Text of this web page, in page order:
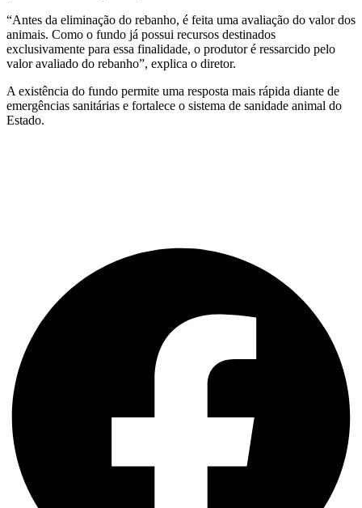
“Antes da eliminação do rebanho, é feita uma avaliação do valor dos
animais. Como o fundo já possui recursos destinados
exclusivamente para essa finalidade, o produtor é ressarcido pelo
valor avaliado do rebanho”, explica o diretor.
A existência do fundo permite uma resposta mais rápida diante de
emergências sanitárias e fortalece o sistema de sanidade animal do
Estado.